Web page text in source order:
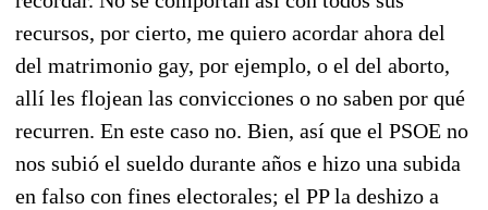
recursos, por cierto, me quiero acordar ahora del
del matrimonio gay, por ejemplo, o el del aborto,
allí les flojean las convicciones o no saben por qué
recurren. En este caso no. Bien, así que el PSOE no
nos subió el sueldo durante años e hizo una subida
en falso con fines electorales; el PP la deshizo a